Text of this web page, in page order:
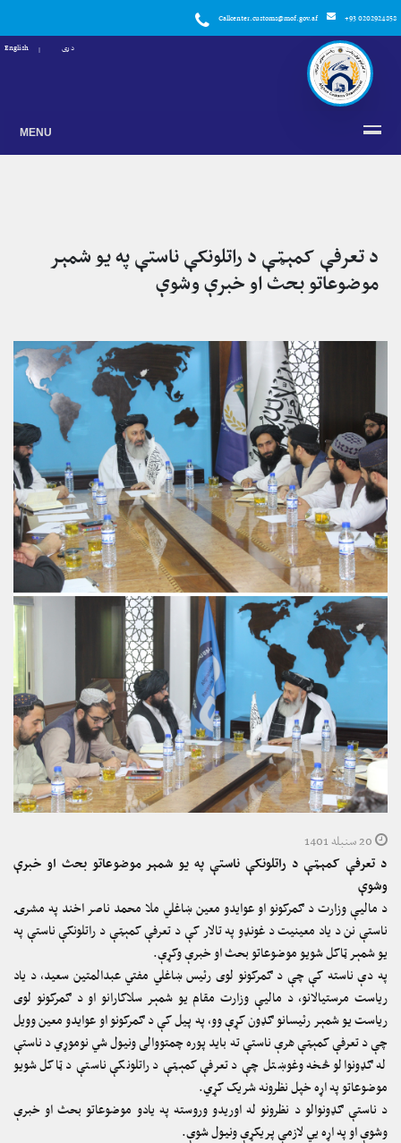
Callcenter.customs@mof.gov.af +93 0202924858
دری English
MENU
د تعرفې کمېټې د راتلونکې ناستې په یو شمېر
موضوعاتو بحث او خبرې وشوې
د تعرفې کمېټې د راتلونکې ناستې په یو شمېر موضوعاتو بحث او خبرې
وشوې
د مالیې وزارت د ګمرکونو او عوایدو معین ښاغلي ملا محمد ناصر اخند په مشرۍ
ناستې نن د یاد معینیت د غونډو په تالار کې د تعرفې کمېټې د راتلونکې ناستې په
یو شمېر ټاکل شویو موضوعاتو بحث او خبرې وکړې.
په دې ناسته کې چې د ګمرکونو لوی رئیس ښاغلي مفتي عبدالمتین سعید، د یاد
ریاست مرستیالانو، د مالیې وزارت مقام یو شمېر سلاکارانو او د ګمرکونو لوی
ریاست یو شمېر رئیسانو ګډون کړې وو، په پیل کې د ګمرکونو او عوایدو معین وویل
چې د تعرفې کمېټې هرې ناستې ته باید پوره چمتووالی ونیول شي نوموړي د ناستې
له ګډونوالو څخه وغوښتل چې د تعرفې کمېټې د راتلونکې ناستې د ټاکل شویو
موضوعاتو په اړه خپل نظرونه شریک کړي.
د ناستې ګډونوالو د نظرونو له اوریدو وروسته په یادو موضوعاتو بحث او خبرې
وشوې او په اړه یي لازمې پریکړې ونیول شوې.